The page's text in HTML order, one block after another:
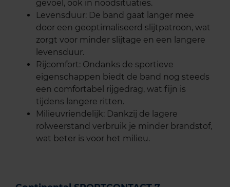
gevoel, ook in noodsituaties.
Levensduur: De band gaat langer mee
door een geoptimaliseerd slijtpatroon, wat
zorgt voor minder slijtage en een langere
levensduur.
Rijcomfort: Ondanks de sportieve
eigenschappen biedt de band nog steeds
een comfortabel rijgedrag, wat fijn is
tijdens langere ritten.
Milieuvriendelijk: Dankzij de lagere
rolweerstand verbruik je minder brandstof,
wat beter is voor het milieu.